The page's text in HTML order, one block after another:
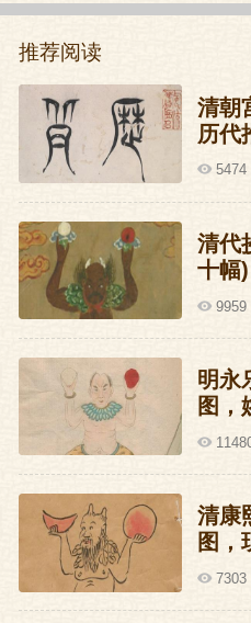
寇，挑断他们的脚
哀号了数日才气绝。
李皇后教训儿子，
家懂得什么？儿子觉
好。
可实际上，苏逢吉
杀、心胸狭窄之外，
他一个人折腾倒也罢
弘肇没什么文化，对
越看苏逢吉做事越
闹起了情绪。
史弘肇是武将，握有
是对手，就考虑了
案。
推荐阅读
清朝
历代
5474
清代
十幅
9959
明永
图，
洛杉
清康
图，
7303